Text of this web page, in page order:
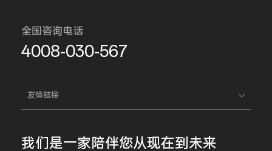
全国咨询电话
4008-030-567
友情链接
我们是一家陪伴您从现在到未来